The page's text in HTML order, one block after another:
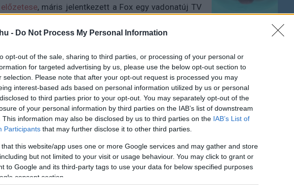
- Do Not Process My Personal Information
opt-out of the sale, sharing to third parties, or processing of your personal or
for targeted advertising by us, please use the below opt-out section to
selection. Please note that after your opt-out request is processed you may
interest-based ads based on personal information utilized by us or personal
to third parties prior to your opt-out. You may separately opt-out of the
of your personal information by third parties on the IAB’s list of downstream
This information may also be disclosed by us to third parties on the IAB’s List of
Participants that may further disclose it to other third parties.
that this website/app uses one or more Google services and may gather and store
but not limited to your visit or usage behaviour. You may click to grant or
to Google and its third-party tags to use your data for below specified purposes
consent section.
, máris jelentkezett a Fox egy vadonatúj TV
mozgásban is láthatjuk Küklopszot (Tye
képregényhű felszerelésében. Azért reméljük, hogy a
szétspoilerezzék az egészet, habár a jövőhéten
is már a 30. TV Spotnál jár és abbanmutattak
szerint is- okkal nem láttunk sokat Farkasból. Az
kell várnunk, mivel mi egy héttel hamarabb
szóval a marketingesek talán kevesebb mindent
uniforme em comercial do filme!!! Confira o
26.
Megint